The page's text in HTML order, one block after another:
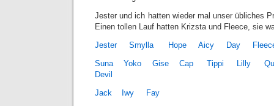
Jester und ich hatten wieder mal unser übliches
Einen tollen Lauf hatten Krizsta und Fleece, sie
Jester
Smylla Hope Aicy Day
Suna
Yoko Gise Cap Tippi Lilly
Devil
Jack
Iwy
Fay